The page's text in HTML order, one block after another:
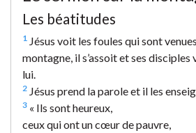
Les béatitudes
1 Jésus voit les foules qui sont
montagne, il s’assoit et ses disciples
lui.
2 Jésus prend la parole et il les
3 « Ils sont heureux,
ceux qui ont un cœur de pauvre,